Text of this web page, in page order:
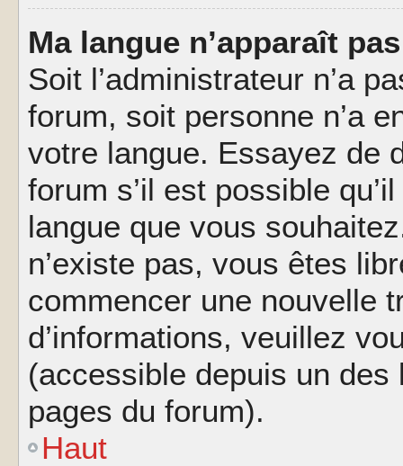
Ma langue n’apparaît
Soit l’administrateur n’a
forum, soit personne n’a
votre langue. Essayez de
forum s’il est possible
langue que vous
n’existe pas, vous êtes
commencer une nouvelle
d’informations, veuillez
(accessible depuis un
pages du forum).
Haut